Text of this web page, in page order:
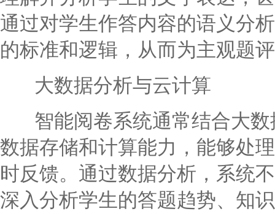
通过对学生作答内容的语义分
的标准和逻辑，从而为主观题
大数据分析与云计算
智能阅卷系统通常结合大数
数据存储和计算能力，能够处
时反馈。通过数据分析，系统
深入分析学生的答题趋势、知